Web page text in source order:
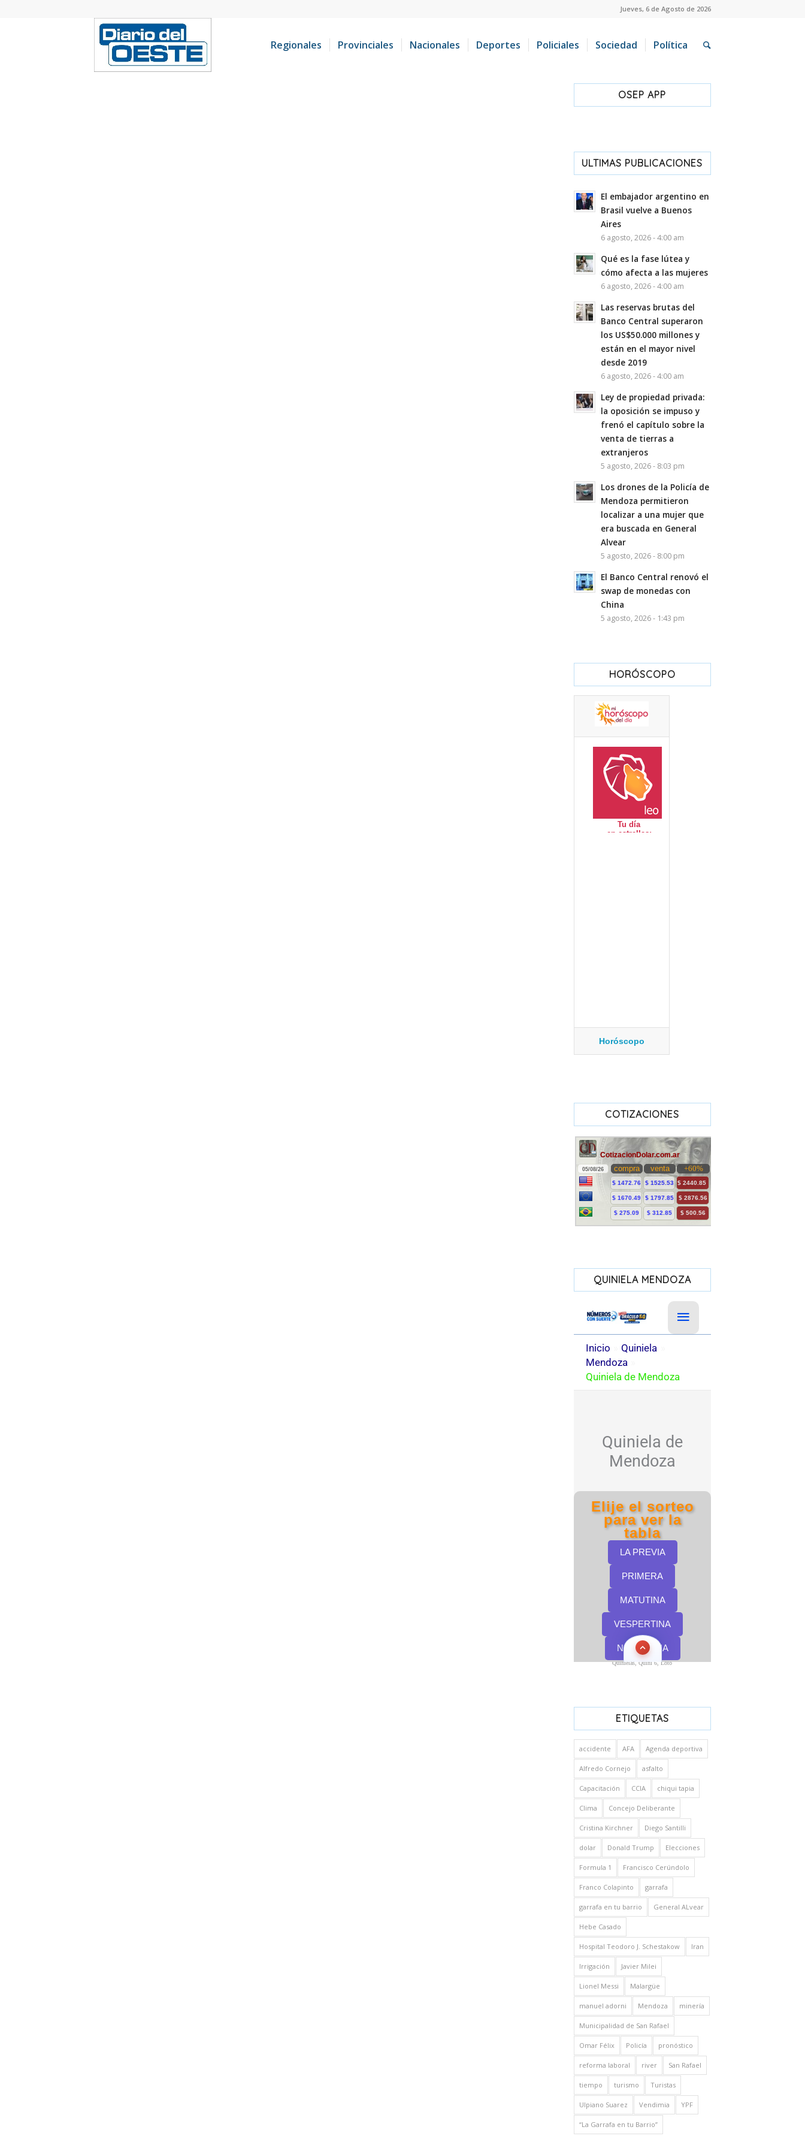
Jueves, 6 de Agosto de 2026
Regionales Provinciales Nacionales Deportes Policiales Sociedad Política
OSEP APP
ULTIMAS PUBLICACIONES
El embajador argentino en
Brasil vuelve a Buenos
Aires
6 agosto, 2026 - 4:00 am
Qué es la fase lútea y
cómo afecta a las mujeres
6 agosto, 2026 - 4:00 am
Las reservas brutas del
Banco Central superaron
los US$50.000 millones y
están en el mayor nivel
desde 2019
6 agosto, 2026 - 4:00 am
Ley de propiedad privada:
la oposición se impuso y
frenó el capítulo sobre la
venta de tierras a
extranjeros
5 agosto, 2026 - 8:03 pm
Los drones de la Policía de
Mendoza permitieron
localizar a una mujer que
era buscada en General
Alvear
5 agosto, 2026 - 8:00 pm
El Banco Central renovó el
swap de monedas con
China
5 agosto, 2026 - 1:43 pm
HORÓSCOPO
Horóscopo
COTIZACIONES
QUINIELA MENDOZA
Quinielas, Quini 6, Loto
ETIQUETAS
accidente AFA Agenda deportiva
Alfredo Cornejo asfalto
Capacitación CCIA chiqui tapia
Clima Concejo Deliberante
Cristina Kirchner Diego Santilli
dolar Donald Trump Elecciones
Formula 1 Francisco Cerúndolo
Franco Colapinto garrafa
garrafa en tu barrio General ALvear
Hebe Casado
Hospital Teodoro J. Schestakow Iran
Irrigación Javier Milei
Lionel Messi Malargüe
manuel adorni Mendoza minería
Municipalidad de San Rafael
Omar Félix Policía pronóstico
reforma laboral river San Rafael
tiempo turismo Turistas
Ulpiano Suarez Vendimia YPF
“La Garrafa en tu Barrio”